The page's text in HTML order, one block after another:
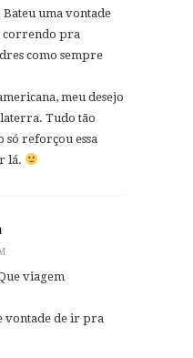
uma vontade
correndo pra
como sempre
meu desejo
Tudo tão
reforçou essa
lá.
viagem
vontade de ir pra